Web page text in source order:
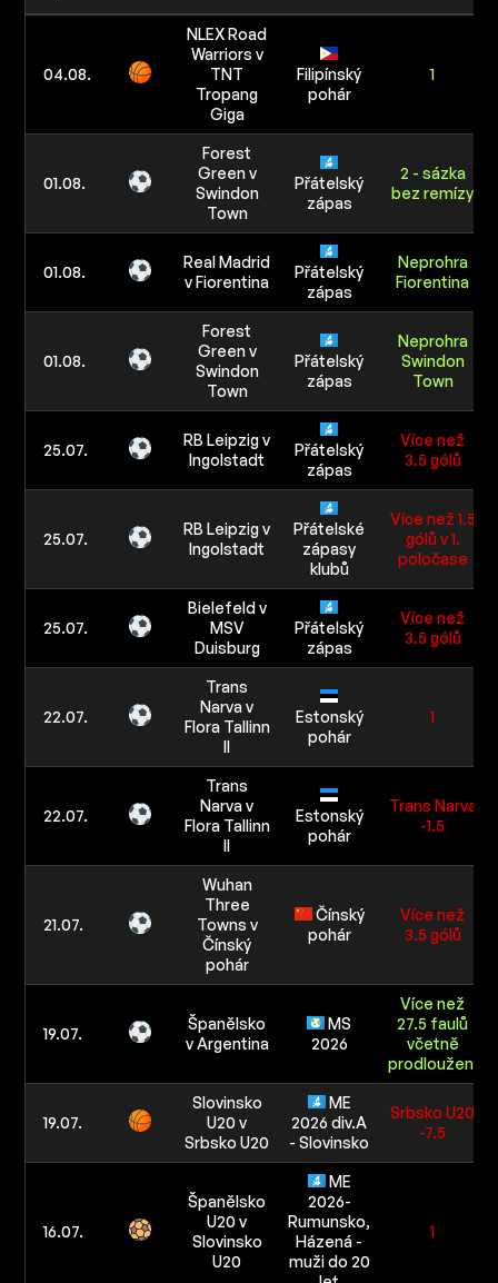
04.08.
NLEX Road
Warriors v
TNT
Tropang
Giga
Filipínský
pohár
1
01.08.
Forest
Green v
Swindon
Town
Přátelský
zápas
2 - sázka
bez remízy
01.08.
Real Madrid
v Fiorentina
Přátelský
zápas
Neprohra
Fiorentina
01.08.
Forest
Green v
Swindon
Town
Přátelský
zápas
Neprohra
Swindon
Town
25.07.
RB Leipzig v
Ingolstadt
Přátelský
zápas
Více než
3.5 gólů
25.07.
RB Leipzig v
Ingolstadt
Přátelské
zápasy
klubů
Více než 1.5
gólů v 1.
poločase
25.07.
Bielefeld v
MSV
Duisburg
Přátelský
zápas
Více než
3.5 gólů
22.07.
Trans
Narva v
Flora Tallinn
II
Estonský
pohár
1
22.07.
Trans
Narva v
Flora Tallinn
II
Estonský
pohár
Trans Narva
-1.5
21.07.
Wuhan
Three
Towns v
Čínský
pohár
Čínský
pohár
Více než
3.5 gólů
19.07.
Španělsko
v Argentina
MS
2026
Více než
27.5 faulů
včetně
prodloužení
19.07.
Slovinsko
U20 v
Srbsko U20
ME
2026 div.A
- Slovinsko
Srbsko U20
-7.5
16.07.
Španělsko
U20 v
Slovinsko
U20
ME
2026-
Rumunsko,
Házená -
muži do 20
1